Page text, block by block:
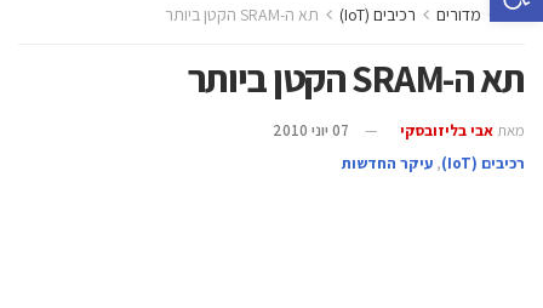
בית מדורים ‫רכיבים‬ (IoT) תא ה-SRAM הקטן ביותר
תא ה-SRAM הקטן ביותר
מאת אבי בליזובסקי
07 יוני 2010
‫רכיבים‬ (IoT)
, עיקר החדשות